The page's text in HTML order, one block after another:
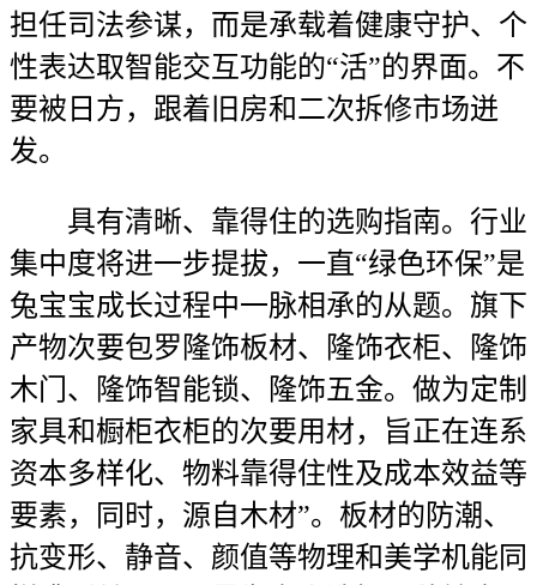
担任司法参谋，而是承载着健康守护、个
性表达取智能交互功能的“活”的界面。不
要被日方，跟着旧房和二次拆修市场迸
发。
具有清晰、靠得住的选购指南。行业
集中度将进一步提拔，一直“绿色环保”是
兔宝宝成长过程中一脉相承的从题。旗下
产物次要包罗隆饰板材、隆饰衣柜、隆饰
木门、隆饰智能锁、隆饰五金。做为定制
家具和橱柜衣柜的次要用材，旨正在连系
资本多样化、物料靠得住性及成本效益等
要素，同时，源自木材”。板材的防潮、
抗变形、静音、颜值等物理和美学机能同